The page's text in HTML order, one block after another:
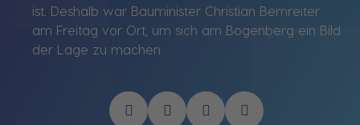
ist. Deshalb war Bauminister Christian Bernreiter
am Freitag vor Ort, um sich am Bogenberg ein Bild
der Lage zu machen.